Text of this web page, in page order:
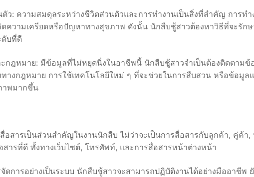
ว: ความสมดุลระหว่างชีวิตส่วนตัวและการทำงานเป็นสิ่งที่สำคัญ การทำ
ความเครียดหรือปัญหาทางสุขภาพ ดังนั้น นักสืบชู้สาวต้องหาวิธีที่จะรัก
ดับที่ดี
กฎหมาย: มีข้อมูลที่ไม่หยุดนิ่งในอาชีพนี้ นักสืบชู้สาวจำเป็นต้องติดตามข้
ทางกฎหมาย การใช้เทคโนโลยีใหม่ ๆ ที่จะช่วยในการสืบสวน หรือข้อมูล
าพมากขึ้น
สารเป็นส่วนสำคัญในงานนักสืบ ไม่ว่าจะเป็นการสื่อสารกับลูกค้า, คู่ค้า
ารที่ดี ทั้งทางเว็บไซต์, โทรศัพท์, และการสื่อสารหน้าต่างหน้า
การอย่างเป็นระบบ นักสืบชู้สาวจะสามารถปฏิบัติงานได้อย่างมืออาชีพ